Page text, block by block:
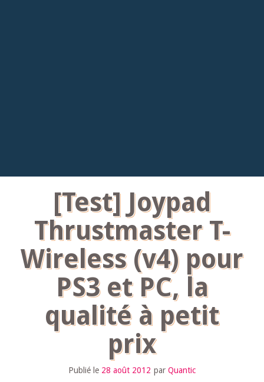
[Test] Joypad
Thrustmaster T-
Wireless (v4) pour
PS3 et PC, la
qualité à petit
prix
Publié le 28 août 2012 par Quantic